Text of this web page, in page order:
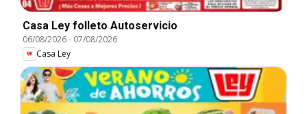
Casa Ley folleto Autoservicio
06/08/2026- 07/08/2026
Casa Ley